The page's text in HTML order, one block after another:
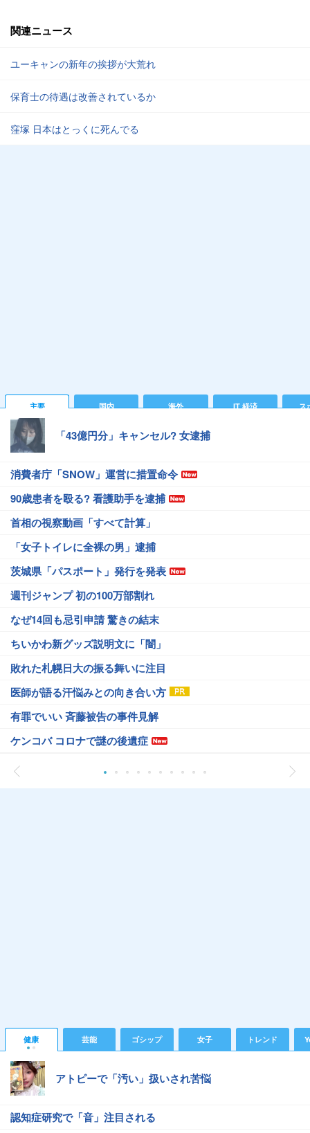
関連ニュース
ユーキャンの新年の挨拶が大荒れ
保育士の待遇は改善されているか
窪塚 日本はとっくに死んでる
主要 国内 海外 IT 経済 ス
「43億円分」キャンセル? 女逮捕
消費者庁「SNOW」運営に措置命令
90歳患者を殴る? 看護助手を逮捕
首相の視察動画「すべて計算」
「女子トイレに全裸の男」逮捕
茨城県「パスポート」発行を発表
週刊ジャンプ 初の100万部割れ
なぜ14回も忌引申請 驚きの結末
ちいかわ新グッズ説明文に「闇」
敗れた札幌日大の振る舞いに注目
医師が語る汗悩みとの向き合い方
有罪でいい 斉藤被告の事件見解
ケンコバ コロナで謎の後遺症
健康 芸能 ゴシップ 女子 トレンド
アトピーで「汚い」扱いされ苦悩
認知症研究で「音」注目される